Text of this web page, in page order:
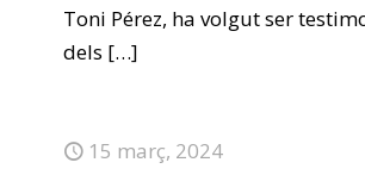
Toni Pérez, ha volgut ser
dels […]
15 març, 2024